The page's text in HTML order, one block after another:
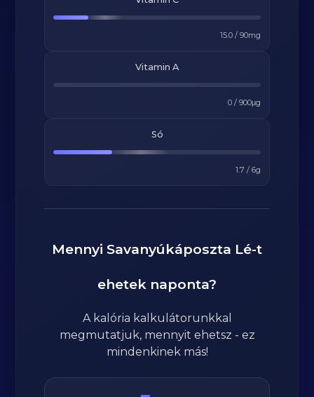
15.0/ 90mg
Vitamin A
0/ 900μg
Só
1.7 / 6g
Mennyi Savanyúkáposzta Lé-t
ehetek naponta?
A kalória kalkulátorunkkal
megmutatjuk, mennyit ehetsz - ez
mindenkinek más!